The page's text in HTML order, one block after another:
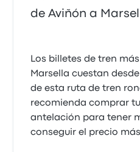
de Aviñón a
Los billetes de tren
Marsella cuestan
de esta ruta de tren
recomienda comprar
antelación para tener
conseguir el precio